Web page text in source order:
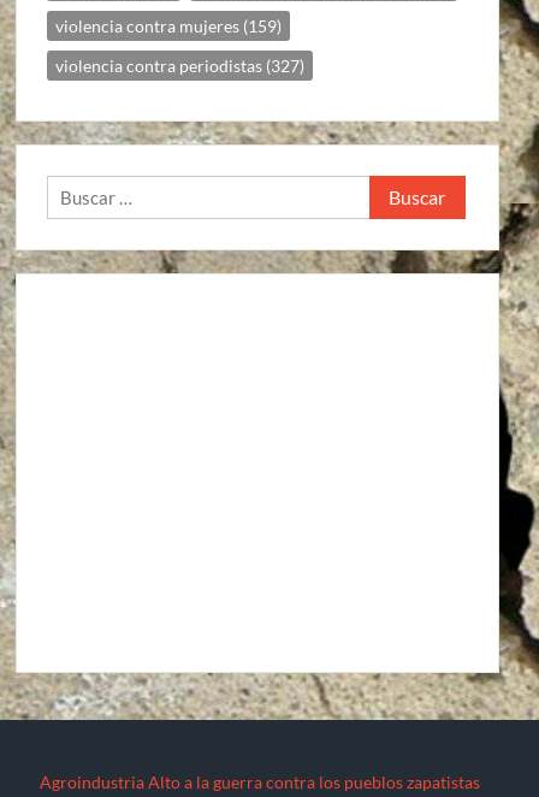
violencia contra mujeres (159)
violencia contra periodistas (327)
Buscar:
Agroindustria Alto a la guerra contra los pueblos zapatistas